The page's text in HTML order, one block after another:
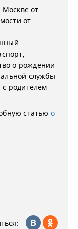
Москве от
от
о рождении
службы
родителем
статью о